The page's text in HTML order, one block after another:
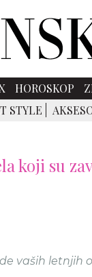
HOROSKOP
STYLE
koji su
vaših letnjih